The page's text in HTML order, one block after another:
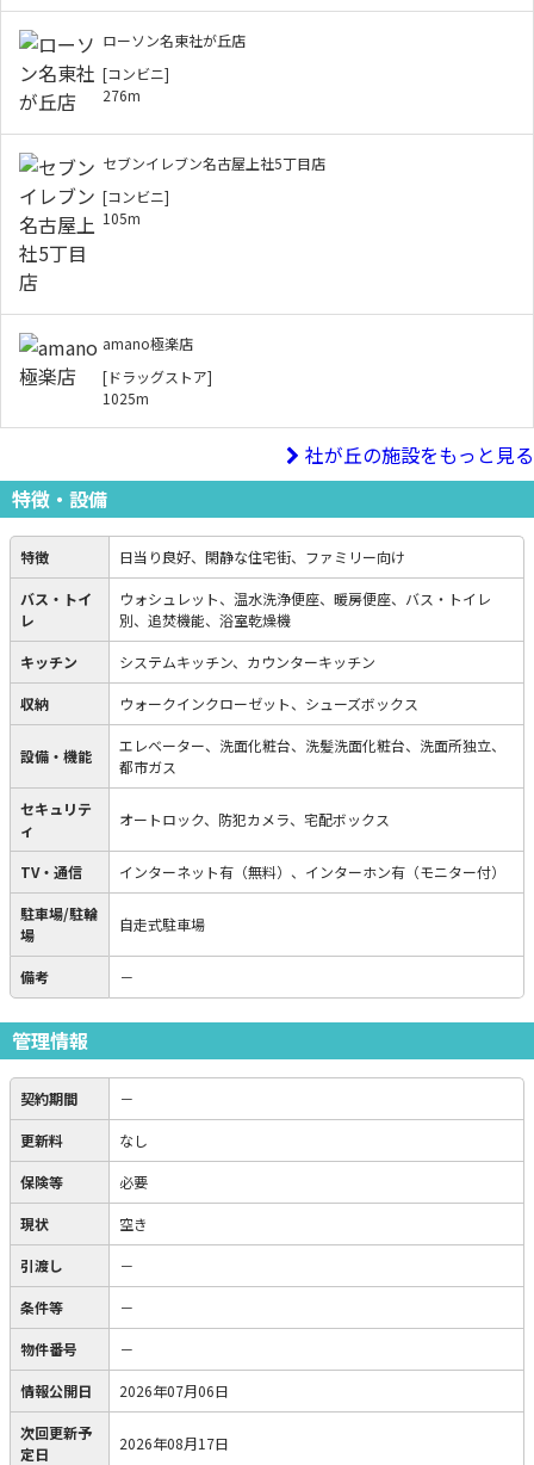
ローソン名東社が丘店
[コンビニ]
276m
セブンイレブン名古屋上社5丁目店
[コンビニ]
105m
amano極楽店
[ドラッグストア]
1025m
社が丘の施設をもっと見る
特徴・設備
特徴 日当り良好、閑静な住宅街、ファミリー向け
バス・トイ
レ
ウォシュレット、温水洗浄便座、暖房便座、バス・トイレ
別、追焚機能、浴室乾燥機
キッチン システムキッチン、カウンターキッチン
収納 ウォークインクローゼット、シューズボックス
設備・機能
エレベーター、洗面化粧台、洗髪洗面化粧台、洗面所独立、
都市ガス
セキュリテ
ィ
オートロック、防犯カメラ、宅配ボックス
TV・通信 インターネット有（無料）、インターホン有（モニター付）
駐車場/駐輪
場
自走式駐車場
備考 －
管理情報
契約期間 －
更新料 なし
保険等 必要
現状 空き
引渡し －
条件等 －
物件番号 －
情報公開日 2026年07月06日
次回更新予
定日
2026年08月17日